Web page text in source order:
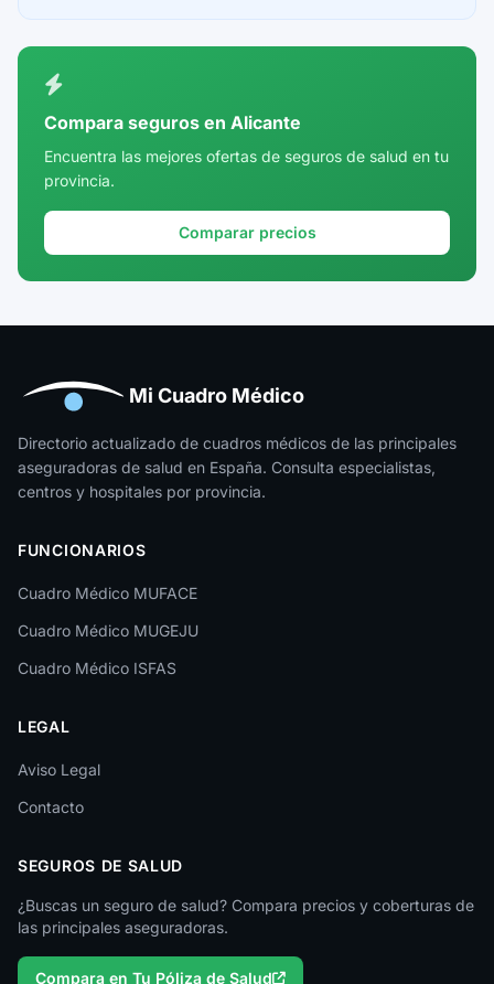
Compara seguros en Alicante
Encuentra las mejores ofertas de seguros de salud en tu
provincia.
Comparar precios
Mi Cuadro Médico
Directorio actualizado de cuadros médicos de las principales
aseguradoras de salud en España. Consulta especialistas,
centros y hospitales por provincia.
FUNCIONARIOS
Cuadro Médico MUFACE
Cuadro Médico MUGEJU
Cuadro Médico ISFAS
LEGAL
Aviso Legal
Contacto
SEGUROS DE SALUD
¿Buscas un seguro de salud? Compara precios y coberturas de
las principales aseguradoras.
Compara en Tu Póliza de Salud